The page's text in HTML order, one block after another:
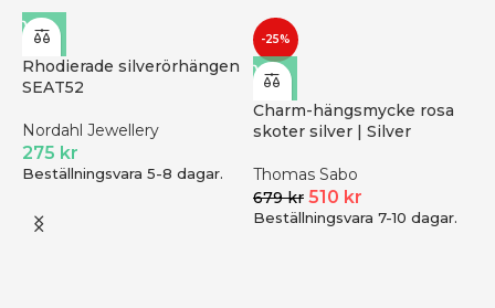
Rhodierade silverörhängen
SEAT52
Nordahl Jewellery
275 kr
Beställningsvara 5-8 dagar.
-25%
Charm-hängsmycke rosa
skoter silver | Silver
Thomas Sabo
679kr 510 kr
Beställningsvara 7-10 dagar.